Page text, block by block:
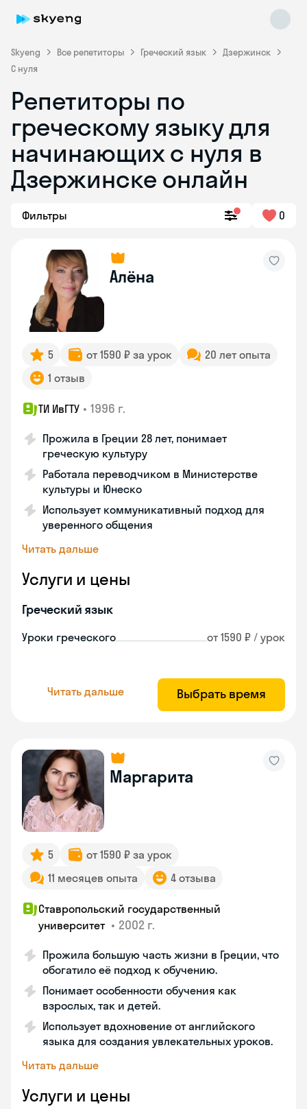
Skyeng Все репетиторы Греческий язык
Дзержинск
С нуля
Репетиторы по
греческому языку для
начинающих с нуля в
Дзержинске онлайн
Фильтры 0
Алёна
5 от 1590 ₽ за урок
20 лет опыта
1 отзыв
ТИ ИвГТУ • 1996 г.
Прожила в Греции 28 лет, понимает
греческую культуру
Работала переводчиком в Министерстве
культуры и Юнеско
Использует коммуникативный подход для
уверенного общения
Читать дальше
Услуги и цены
Греческий язык
Уроки греческого от 1590 ₽ / урок
Читать дальше Выбрать время
Маргарита
5
от 1590 ₽ за урок
11 месяцев опыта
4 отзыва
Ставропольский государственный
университет • 2002 г.
Прожила большую часть жизни в Греции, что
обогатило её подход к обучению.
Понимает особенности обучения как
взрослых, так и детей.
Использует вдохновение от английского
языка для создания увлекательных уроков.
Читать дальше
Услуги и цены
Skyeng Chat
online